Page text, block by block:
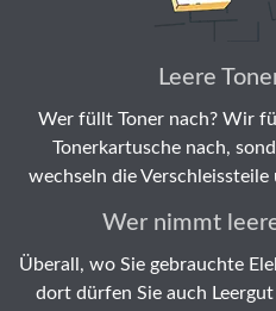
Leere
Wer füllt Toner nach? Wir
Tonerkartusche nach,
wechseln die
Wer nimmt
Überall, wo Sie gebrauchte
dort dürfen Sie auch